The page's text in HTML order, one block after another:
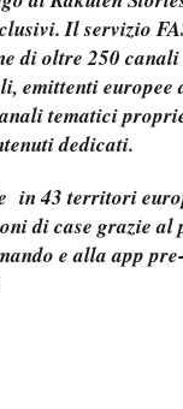
Il servizio
di oltre 250
emittenti europee
tematici
dedicati.
in 43 territori
di case grazie al
e alla app pre-